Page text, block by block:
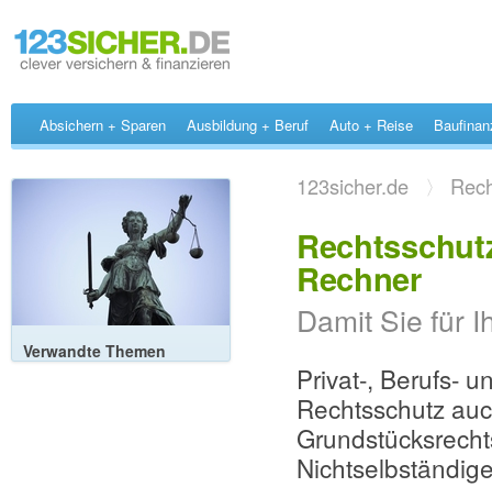
123sicher.de 〉
Rechner
Damit Sie für
Privat-, Berufs-
Rechtsschutz
Verwandte Themen
Absichern + Sparen Ausbildung + Beruf Auto + Reise